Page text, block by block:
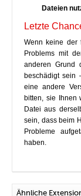
Dateien
Letzte
Wenn keine der
Problems mit
anderen Grund
beschädigt sein
eine andere
bitten, sie Ihnen
Datei aus
sein, dass beim
Probleme
haben.
Ähnliche